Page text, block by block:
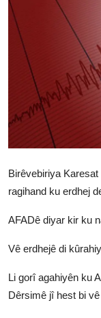
Vidyo
Nivîskar
Arşiv
Têkilî
Türkçe
Birêvebiriya
ragihand ku erdhej
AFADê diyar kir ku
Vê erdhejê di
Li gorî agahiyên ku
Dêrsimê jî hest bi